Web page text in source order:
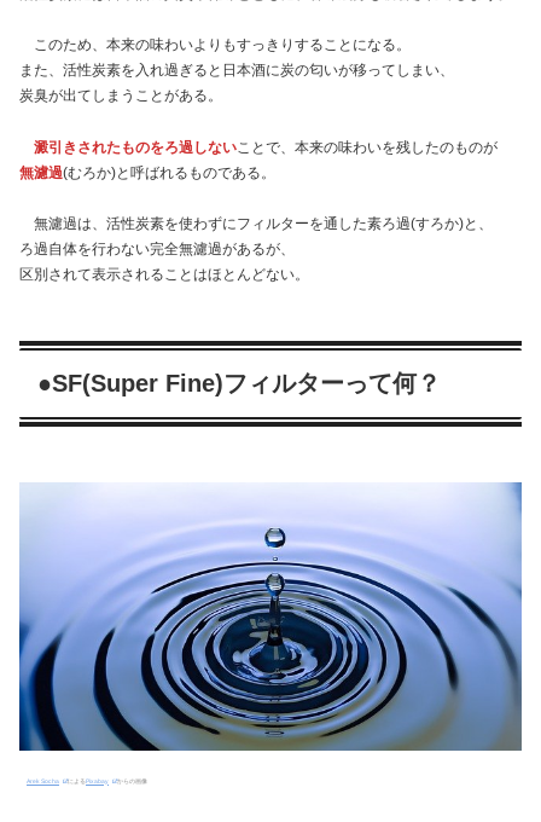
このため、本来の味わいよりもすっきりすることになる。
また、活性炭素を入れ過ぎると日本酒に炭の匂いが移ってしまい、
炭臭が出てしまうことがある。
澱引きされたものをろ過しないことで、本来の味わいを残したのものが
無濾過(むろか)と呼ばれるものである。
無濾過は、活性炭素を使わずにフィルターを通した素ろ過(すろか)と、
ろ過自体を行わない完全無濾過があるが、
区別されて表示されることはほとんどない。
●SF(Super Fine)フィルターって何？
Arek Socha によるPixabay からの画像